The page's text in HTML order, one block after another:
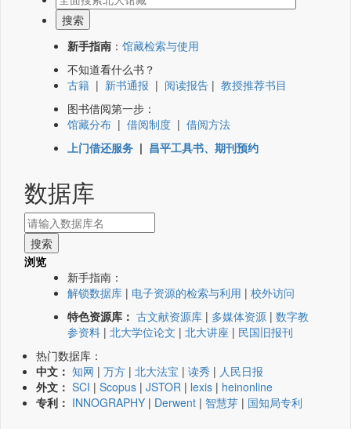
新手指南 ： 馆藏检索与使用
不知道看什么书？
古籍 | 新书通报 | 阅读报告 | 教授推荐书目
图书借阅第一步：
馆藏分布 | 借阅制度 | 借阅方法
上门借还服务 | 昌平工具书、期刊预约
数据库
浏览
新手指南：
解锁数据库 | 电子资源的检索与利用 | 校外访问
特色资源库： 古文献资源库 | 多媒体资源 | 数字教
参资料 | 北大学位论文 | 北大讲座 | 民国旧报刊
热门数据库：
中文： 知网 | 万方 | 北大法宝 | 读秀 | 人民日报
外文： SCI | Scopus | JSTOR | lexis | heinonline
专利： INNOGRAPHY | Derwent | 智慧芽 | 国知局专利